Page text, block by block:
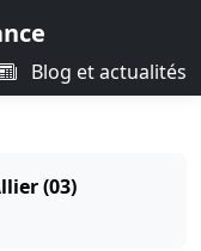
Blog et actualités
(03)